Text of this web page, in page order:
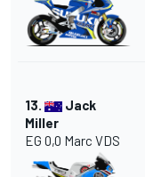
13.
Jack
Miller
EG 0,0 Marc VDS